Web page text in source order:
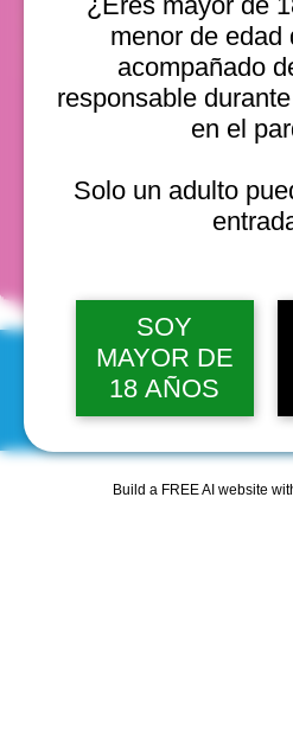
menor de edad
acompañado
responsable
en el
Solo un adulto
SOY
MAYOR DE
18 AÑOS
Build a FREE AI website
vie, 07 ago,
vie, 07 ago,
vie, 07 ago,
© 2025 by Scantastic.